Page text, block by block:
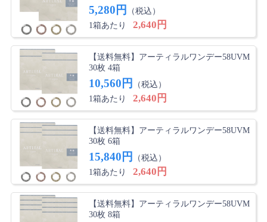
5,280円
（税込）
1箱あたり
2,640円
【送料無料】アーティラルワンデー58UVM
30枚 4箱
10,560円
（税込）
1箱あたり
2,640円
【送料無料】アーティラルワンデー58UVM
30枚 6箱
15,840円
（税込）
1箱あたり
2,640円
【送料無料】アーティラルワンデー58UVM
30枚 8箱